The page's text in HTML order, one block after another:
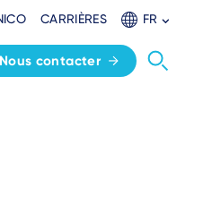
CARRIÈRES FR
Nous contacter
et